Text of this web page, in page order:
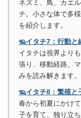
ネズミ、鳥、カエ
チ。小さな体で多
を紹介します。
🦡イタチ7：行動
イタチは視界より
張り、移動経路、
みを読み解きます。
🦡イタチ8：繁殖
春から初夏にかけ
子を育て、独り立